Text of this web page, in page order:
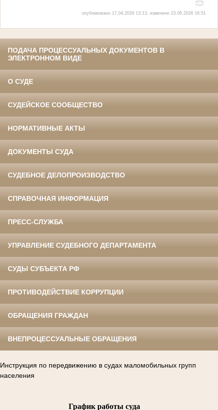
опубликовано 17.04.2026 13:13, изменено 23.06.2026 16:51
ПОДАЧА ПРОЦЕССУАЛЬНЫХ ДОКУМЕНТОВ В
ЭЛЕКТРОННОМ ВИДЕ
О СУДЕ
СУДЕЙСКОЕ СООБЩЕСТВО
НОРМАТИВНЫЕ АКТЫ
ДОКУМЕНТЫ СУДА
СУДЕБНОЕ ДЕЛОПРОИЗВОДСТВО
СПРАВОЧНАЯ ИНФОРМАЦИЯ
ПРЕСС-СЛУЖБА
УПРАВЛЕНИЕ СУДЕБНОГО ДЕПАРТАМЕНТА
СУДЫ СУБЪЕКТА РФ
ПРОТИВОДЕЙСТВИЕ КОРРУПЦИИ
ОБРАЩЕНИЯ ГРАЖДАН
ВНЕПРОЦЕССУАЛЬНЫЕ ОБРАЩЕНИЯ
Инструкция по передвижению в судах маломобильных групп
населения
График работы суда